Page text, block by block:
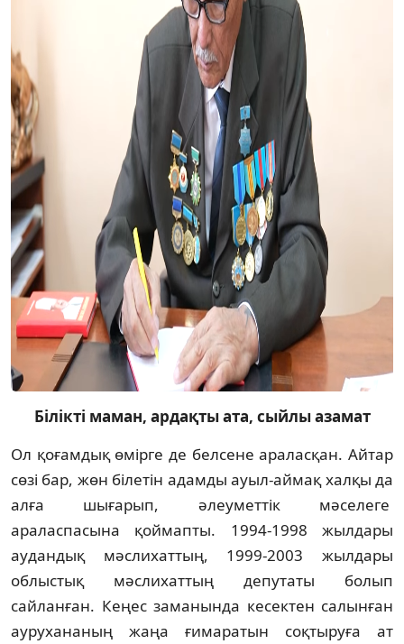
Білікті маман, ардақты ата, сыйлы азамат
Ол қоғамдық өмірге де белсене араласқан. Айтар
сөзі бар, жөн білетін адамды ауыл-аймақ халқы да
алға шығарып, әлеуметтік мәселеге
араласпасына қоймапты. 1994-1998 жылдары
аудандық мәслихаттың, 1999-2003 жылдары
облыстық мәслихаттың депутаты болып
сайланған. Кеңес заманында кесектен салынған
аурухананың жаңа ғимаратын соқтыруға ат